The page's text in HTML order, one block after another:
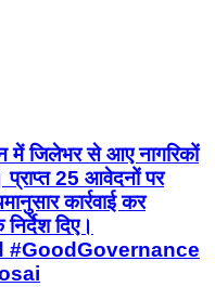
में जिलेभर से आए नागरिकों
प्राप्त 25 आवेदनों पर
कार्रवाई कर
दिए।
#GoodGovernance